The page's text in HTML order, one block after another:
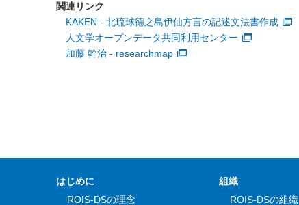
関連リンク
KAKEN - 北琉球徳之島伊仙方言の記述文法書作成
人文学オープンデータ共同利用センター
加藤 幹治 - researchmap
はじめに
ROIS-DSの理念
組織
ROIS-DSの組織